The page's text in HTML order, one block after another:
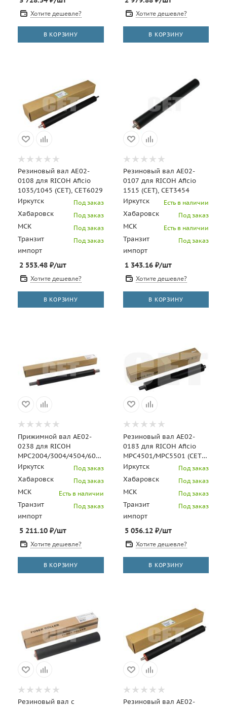
Хотите дешевле?
В КОРЗИНУ
Хотите дешевле?
В КОРЗИНУ
Резиновый вал AE02-
0108 для RICOH Aficio
1035/1045 (CET), CET6029
Иркутск
Под заказ
Хабаровск Под заказ
МСК Под заказ
Транзит
импорт
Под заказ
2 553.48 ₽/шт
Хотите дешевле?
В КОРЗИНУ
Резиновый вал AE02-
0107 для RICOH Aficio
1515 (CET), CET3454
Иркутск
Есть в наличии
Хабаровск Под заказ
МСК Есть в наличии
Транзит
импорт
Под заказ
1 343.16₽/шт
Хотите дешевле?
В КОРЗИНУ
Прижимной вал AE02-
0238 для RICOH
MPC2004/3004/4504/6004
(CET), CET221001
Иркутск Под заказ
Хабаровск Под заказ
МСК Есть в наличии
Транзит
импорт
Под заказ
5 211.10 ₽/шт
Хотите дешевле?
В КОРЗИНУ
Резиновый вал AE02-
0183 для RICOH Aficio
MPC4501/MPC5501 (CET),
CET6146
Иркутск Под заказ
Хабаровск Под заказ
МСК Под заказ
Транзит
импорт
Под заказ
5 056.12₽/шт
Хотите дешевле?
В КОРЗИНУ
Резиновый вал с
Резиновый вал AE02-